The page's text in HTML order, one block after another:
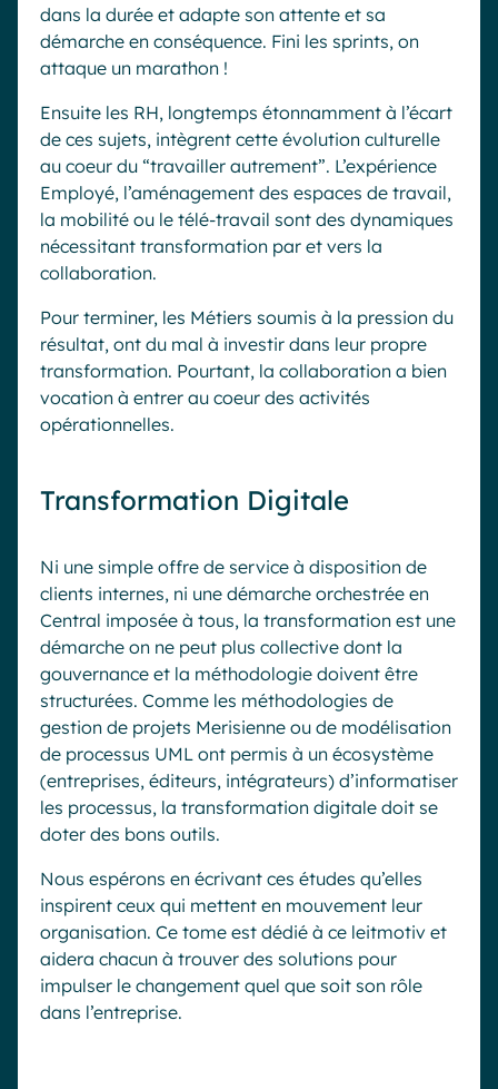
dans la durée et adapte son attente et sa
démarche en conséquence. Fini les sprints, on
attaque un marathon !
Ensuite les RH, longtemps étonnamment à l’écart
de ces sujets, intègrent cette évolution culturelle
au coeur du “travailler autrement”. L’expérience
Employé, l’aménagement des espaces de travail,
la mobilité ou le télé-travail sont des dynamiques
nécessitant transformation par et vers la
collaboration.
Pour terminer, les Métiers soumis à la pression du
résultat, ont du mal à investir dans leur propre
transformation. Pourtant, la collaboration a bien
vocation à entrer au coeur des activités
opérationnelles.
Transformation Digitale
Ni une simple offre de service à disposition de
clients internes, ni une démarche orchestrée en
Central imposée à tous, la transformation est une
démarche on ne peut plus collective dont la
gouvernance et la méthodologie doivent être
structurées. Comme les méthodologies de
gestion de projets Merisienne ou de modélisation
de processus UML ont permis à un écosystème
(entreprises, éditeurs, intégrateurs) d’informatiser
les processus, la transformation digitale doit se
doter des bons outils.
Nous espérons en écrivant ces études qu’elles
inspirent ceux qui mettent en mouvement leur
organisation. Ce tome est dédié à ce leitmotiv et
aidera chacun à trouver des solutions pour
impulser le changement quel que soit son rôle
dans l’entreprise.